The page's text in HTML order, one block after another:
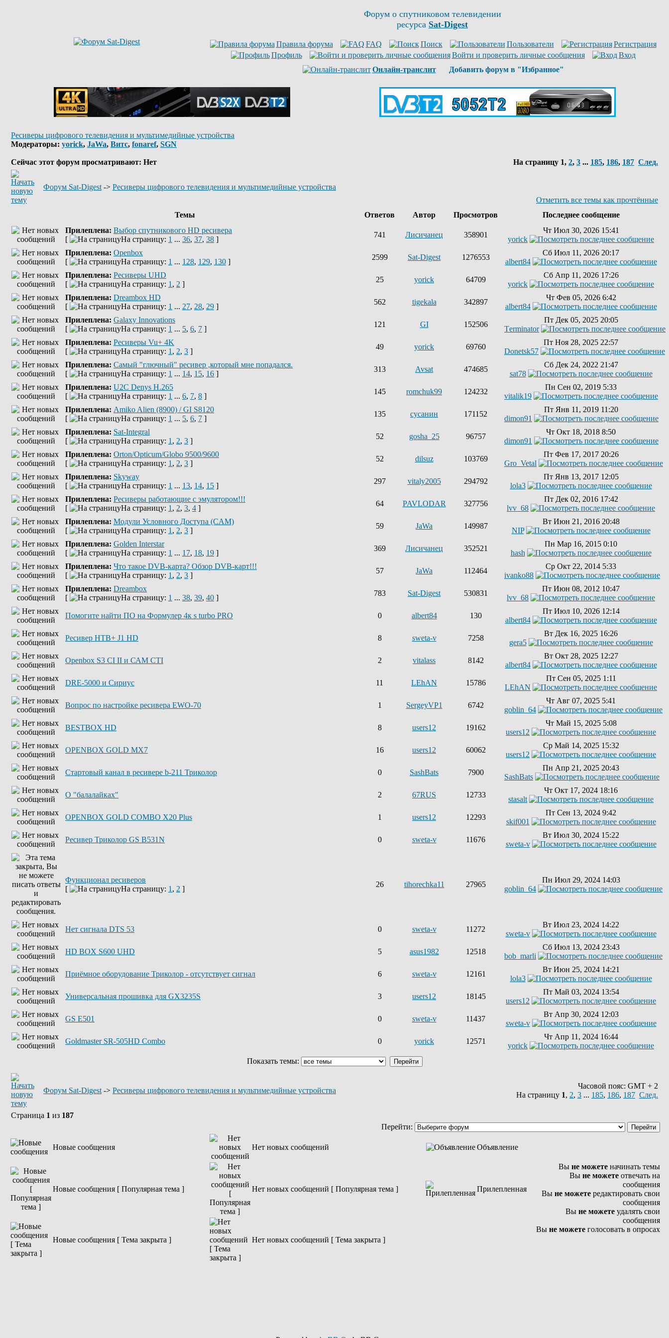
Форум о спутниковом телевидении
ресурса Sat-Digest
Правила форума FAQ Поиск Пользователи
Регистрация
Профиль
Войти и проверить личные сообщения
Вход
Онлайн-транслит
Добавить форум в "Избранное"
Ресиверы цифрового телевидения и мультимедийные устройства
Модераторы: yorick, JaWa, Витс, fonaref, SGN
Сейчас этот форум просматривают: Нет На страницу 1, 2, 3 ... 185, 186, 187 След.
Форум Sat-Digest -> Ресиверы цифрового телевидения и мультимедийные устройства
Отметить все темы как прочтённые
Темы
Ответов Автор Просмотров
Последнее сообщение
Прилеплена: Выбор спутникового HD ресивера
[
На страницу: 1 ... 36, 37, 38 ]
741 Лисичанец 358901
Чт Июл 30, 2026 15:41
yorick
Прилеплена: Openbox
[
На страницу: 1 ... 128, 129, 130 ]
2599 Sat-Digest 1276553
Сб Июл 11, 2026 20:17
albert84
Прилеплена: Ресиверы UHD
[
На страницу: 1 , 2 ]
25 yorick 64709
Сб Апр 11, 2026 17:26
yorick
Прилеплена: Dreambox HD
[
На страницу: 1 ... 27, 28, 29 ]
562 tigekala 342897
Чт Фев 05, 2026 6:42
albert84
Прилеплена: Galaxy Innovations
[
На страницу: 1 ... 5, 6, 7 ]
121 GI 152506
Пт Дек 05, 2025 20:05
Tеrminatоr
Прилеплена: Ресиверы Vu+ 4K
[
На страницу: 1 , 2, 3 ]
49 yorick 69760
Пт Ноя 28, 2025 22:57
Donetsk57
Прилеплена: Самый "глючный" ресивер ,который мне попадался.
[
На страницу: 1 ... 14, 15, 16 ]
313 Avsat 474685
Сб Дек 24, 2022 21:47
sat78
Прилеплена: U2C Denys H.265
[
На страницу: 1 ... 6, 7, 8 ]
145 romchuk99 124232
Пн Сен 02, 2019 5:33
vitalik19
Прилеплена: Amiko Alien (8900) / GI S8120
[
На страницу: 1 ... 5, 6, 7 ]
135 сусанин 171152
Пт Янв 11, 2019 11:20
dimon91
Прилеплена: Sat-Integral
[
На страницу: 1 , 2, 3 ]
52 gosha_25 96757
Чт Окт 18, 2018 8:50
dimon91
Прилеплена: Orton/Opticum/Globo 9500/9600
[
На страницу: 1 , 2, 3 ]
52 dilsuz 103769
Пт Фев 17, 2017 20:26
Gro_Vetal
Прилеплена: Skyway
[
На страницу: 1 ... 13, 14, 15 ]
297 vitaly2005 294792
Пт Янв 13, 2017 12:05
lola3
Прилеплена: Ресиверы работающие с эмулятором!!!
[
На страницу: 1 , 2, 3, 4 ]
64 PAVLODAR 327756
Пт Дек 02, 2016 17:42
lvv_68
Прилеплена: Модули Условного Доступа (CAM)
[
На страницу: 1 , 2, 3 ]
59 JaWa 149987
Вт Июн 21, 2016 20:48
NIP
Прилеплена: Golden Interstar
[
На страницу: 1 ... 17, 18, 19 ]
369 Лисичанец 352521
Пн Мар 16, 2015 0:10
hash
Прилеплена: Что такое DVB-карта? Обзор DVB-карт!!!
[
На страницу: 1 , 2, 3 ]
57 JaWa 112464
Ср Окт 22, 2014 5:33
ivanko88
Прилеплена: Dreambox
[
На страницу: 1 ... 38, 39, 40 ]
783 Sat-Digest 530831
Пт Июн 08, 2012 10:47
lvv_68
Помогите найти ПО на Формулер 4к s turbo PRO 0 albert84 130
Пт Июл 10, 2026 12:14
albert84
Ресивер НТВ+ J1 HD 8 sweta-v 7258
Вт Дек 16, 2025 16:26
gera5
Openbox S3 CI II и САМ СТІ 2 vitalass 8142
Вт Окт 28, 2025 12:27
albert84
DRE-5000 и Сириус 11 LEhAN 15786
Пт Сен 05, 2025 1:11
LEhAN
Вопрос по настройке ресивера EWO-70 1 SergeyVP1 6742
Чт Авг 07, 2025 5:41
goblin_64
BESTBOX HD 8 users12 19162
Чт Май 15, 2025 5:08
users12
OPENBOX GOLD MX7 16 users12 60062
Ср Май 14, 2025 15:32
users12
Стартовый канал в ресивере b-211 Триколор 0 SashBats 7900
Пн Апр 21, 2025 20:43
SashBats
О "балалайках" 2 67RUS 12733
Чт Окт 17, 2024 18:16
stasalt
OPENBOX GOLD COMBO X20 Plus 1 users12 12293
Пт Сен 13, 2024 9:42
skif001
Ресивер Триколор GS B531N 0 sweta-v 11676
Вт Июл 30, 2024 15:22
sweta-v
Функционал ресиверов
[
На страницу: 1 , 2 ]
26 tihorechka11 27965
Пн Июл 29, 2024 14:03
goblin_64
Нет сигнала DTS 53 0 sweta-v 11272
Вт Июл 23, 2024 14:22
sweta-v
HD BOX S600 UHD 5 asus1982 12518
Сб Июл 13, 2024 23:43
bob_marli
Приёмное оборудование Триколор - отсутствует сигнал 6 sweta-v 12161
Вт Июн 25, 2024 14:21
lola3
Универсальная прошивка для GX3235S 3 users12 18145
Пт Май 03, 2024 13:54
users12
GS E501 0 sweta-v 11437
Вт Апр 30, 2024 12:03
sweta-v
Goldmaster SR-505HD Combo 0 yorick 12571
Чт Апр 11, 2024 16:44
yorick
Показать темы:
Форум Sat-Digest -> Ресиверы цифрового телевидения и мультимедийные устройства
Часовой пояс: GMT + 2
На страницу 1, 2, 3 ... 185, 186, 187 След.
Страница 1 из 187
Перейти:
Новые сообщения Нет новых сообщений Объявление
Новые сообщения [ Популярная тема ] Нет новых сообщений [ Популярная тема ] Прилепленная
Новые сообщения [ Тема закрыта ] Нет новых сообщений [ Тема закрыта ]
Вы не можете начинать темы
Вы не можете отвечать на
сообщения
Вы не можете редактировать свои
сообщения
Вы не можете удалять свои
сообщения
Вы не можете голосовать в опросах